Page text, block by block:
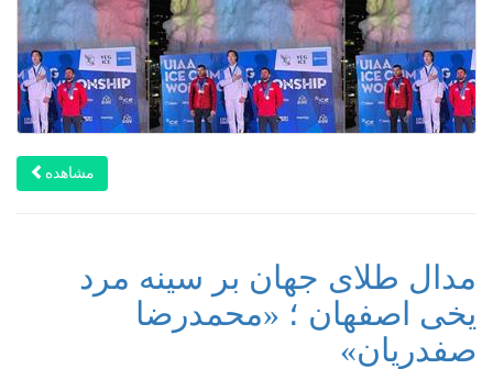
مشاهده
مدال طلای جهان بر سینه مرد
یخی اصفهان ؛ «محمدرضا
صفدریان»